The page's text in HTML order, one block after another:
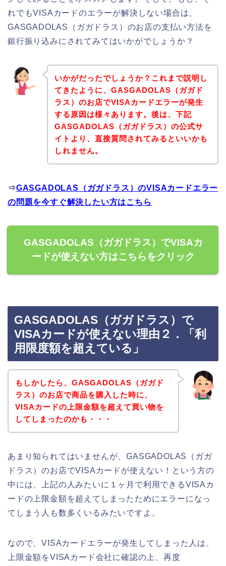
れでもVISAカードのエラーが解決しない場合は、
GASGADOLAS（ガガドラス）のお店の支払い方法を
銀行振り込みにされてみてはいかがでしょうか？
いかがだったでしょうか？これまで説明し
てきたように、GASGADOLAS（ガガド
ラス）のお店でVISAカードエラーが発生
する原因は様々あります。後は、下記
GASGADOLAS（ガガドラス）の公式サ
イトより、直接質問されてみるといいかも
しれません。
⇒GASGADOLAS（ガガドラス）のVISAカードエラー
の問題を今すぐ解決したい方はこちら
GASGADOLAS（ガガドラス）でVISAカ
ードが使えない方はこちらをクリック
GASGADOLAS（ガガドラス）で
VISAカードが使えない理由２．「利
用限度額を超えている」
もしかしたら、GASGADOLAS（ガガド
ラス）のお店で商品を購入した時に、
VISAカードの上限金額を超えて買い物を
してしまったのかも・・・
あまり知られてはいませんが、GASGADOLAS（ガガ
ドラス）のお店でVISAカードが使えない！という方の
中には、上記の人みたいに１ヶ月で利用できるVISAカ
ードの上限金額を超えてしまったためにエラーになっ
てしまう人も数多くいるみたいですよ。
なので、VISAカードエラーが発生してしまった人は、
上限金額をVISAカード会社に確認の上、再度